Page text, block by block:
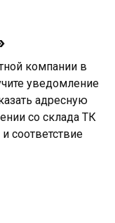
компании в
уведомление
адресную
со склада ТК
соответствие